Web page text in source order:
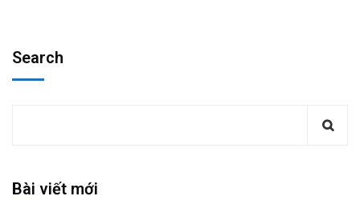
Search
Bài viết mới